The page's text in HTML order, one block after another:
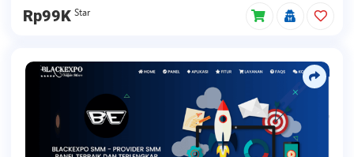
Rp99K Star